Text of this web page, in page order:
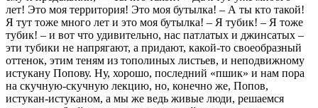
лет! Это моя территория! Это моя бутылка! – А ты кто такой!
Я тут тоже много лет и это моя бутылка! – Я тубик! – Я тоже
тубик! – и вот что удивительно, нас патлатых и джинсатых –
эти тубики не напрягают, а придают, какой-то своеобразный
оттенок, этим теням из тополиных листьев, и неподвижному
истукану Попову. Ну, хорошо, последний «пшик» и нам пора
на скучную-скучную лекцию, но, конечно же, Попов,
истукан-истуканом, а мы же ведь живые люди, решаемся